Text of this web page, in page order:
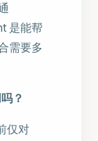
是能帮
需要多
？
仅对